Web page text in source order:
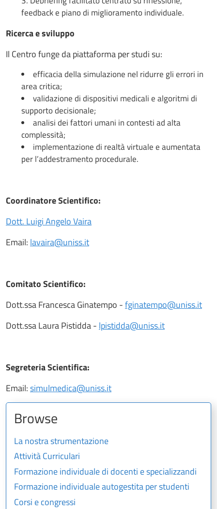
feedback e piano di miglioramento individuale.
Ricerca e sviluppo
Il Centro funge da piattaforma per studi su:
efficacia della simulazione nel ridurre gli errori in
area critica;
validazione di dispositivi medicali e algoritmi di
supporto decisionale;
analisi dei fattori umani in contesti ad alta
complessità;
implementazione di realtà virtuale e aumentata
per l’addestramento procedurale.
Coordinatore Scientifico:
Dott. Luigi Angelo Vaira
Email: lavaira@uniss.it
Comitato Scientifico:
Dott.ssa Francesca Ginatempo -fginatempo@uniss.it
Dott.ssa Laura Pistidda - lpistidda@uniss.it
Segreteria Scientifica:
Email:simulmedica@uniss.it
Browse
La nostra strumentazione
Attività Curriculari
Formazione individuale di docenti e specializzandi
Formazione individuale autogestita per studenti
Corsi e congressi